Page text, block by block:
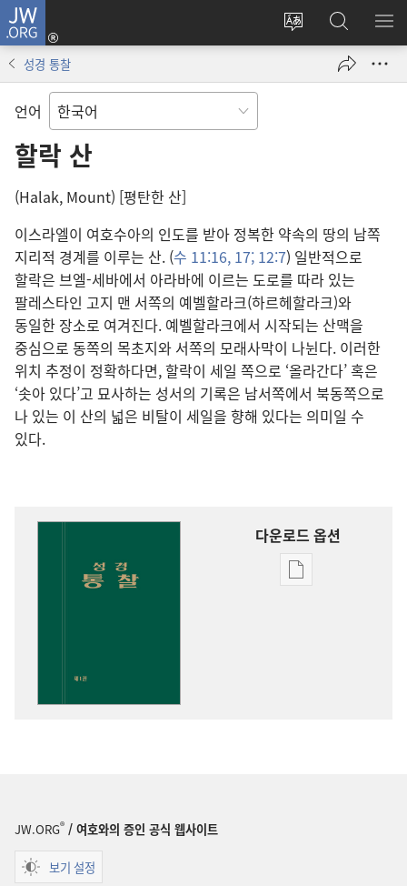
JW.ORG
사이트
변경
로그인
(새로운
열기)
JW.ORG
검색
메
성경 통찰
언어
할락 산
(Halak, Mount) [평탄한 산]
이스라엘이 여호수아의 인도를 받아 정복한 약속의 땅의 남쪽
지리적 경계를 이루는 산. (수 11:16, 17; 12:7) 일반적으로
할락은 브엘-세바에서 아라바에 이르는 도로를 따라 있는
팔레스타인 고지 맨 서쪽의 예벨할라크(하르헤할라크)와
동일한 장소로 여겨진다. 예벨할라크에서 시작되는 산맥을
중심으로 동쪽의 목초지와 서쪽의 모래사막이 나뉜다. 이러한
위치 추정이 정확하다면, 할락이 세일 쪽으로 ‘올라간다’ 혹은
‘솟아 있다’고 묘사하는 성서의 기록은 남서쪽에서 북동쪽으로
나 있는 이 산의 넓은 비탈이 세일을 향해 있다는 의미일 수
있다.
다운로드 옵션
출판물
JW.ORG® / 여호와의 증인 공식 웹사이트
보기 설정